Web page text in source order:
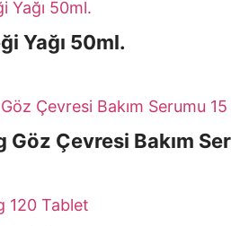
Yağı 50ml.
Çevresi Bakım